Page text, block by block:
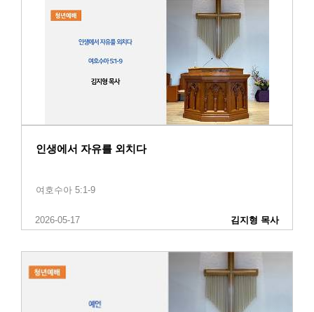
인생에서 자유를 외치다
여호수아 5:1-9
2026-05-17 김지형 목사